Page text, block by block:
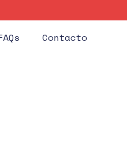
Contacto
Huéspedes